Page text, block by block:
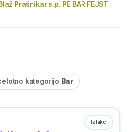
Prašnikar s.p. PE BAR FEJST
kategorijo Bar
Izlake